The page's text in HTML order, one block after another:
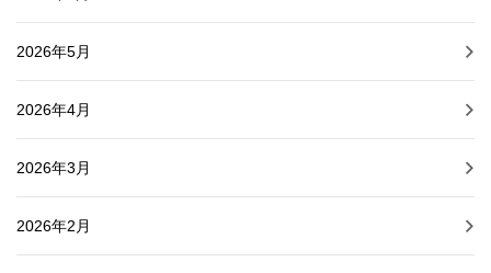
2026年5月
2026年4月
2026年3月
2026年2月